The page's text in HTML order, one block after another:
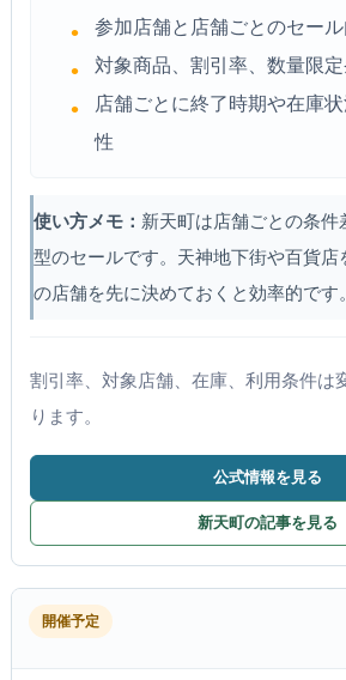
参加店舗と店舗ごとのセー
対象商品、割引率、数量限
店舗ごとに終了時期や在庫
性
使い方メモ： 新天町は店舗ごとの条
型のセールです。天神地下街や百貨店
の店舗を先に決めておくと効率的です。
割引率、対象店舗、在庫、利用条件は
ります。
公式情報を見る
新天町の記事を見る
開催予定